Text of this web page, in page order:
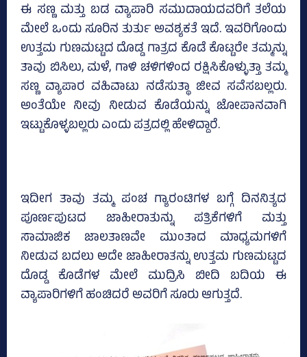
ಈ ಸಣ್ಣ ಮತ್ತು ಬಡ ವ್ಯಾಪಾರಿ ಸಮುದಾಯದವರಿಗೆ ತಲೆಯ
ಮೇಲೆ ಒಂದು ಸೂರಿನ ತುರ್ತು ಅವಶ್ಯಕತೆ ಇದೆ. ಇವರಿಗೊಂದು
ಉತ್ತಮ ಗುಣಮಟ್ಟದ ದೊಡ್ಡ ಗಾತ್ರದ ಕೊಡೆ ಕೊಟ್ಟರೇ ತಮ್ಮನ್ನು
ತಾವು ಬಿಸಿಲು, ಮಳೆ, ಗಾಳಿ ಚಳಿಗಳಿಂದ ರಕ್ಷಿಸಿಕೊಳ್ಳುತ್ತಾ ತಮ್ಮ
ಸಣ್ಣ ವ್ಯಾಪಾರ ವಹಿವಾಟು ನಡೆಸುತ್ಥಾ ಜೀವ ಸವೆಸಬಲ್ಲರು.
ಅಂತೆಯೇ ನೀವು ನೀಡುವ ಕೊಡೆಯನ್ನು ಜೋಪಾನವಾಗಿ
ಇಟ್ಟುಕೊಳ್ಳಬಲ್ಲರು ಎಂದು ಪತ್ರದಲ್ಲಿ ಹೇಳಿದ್ದಾರೆ.
ಇದೀಗ ತಾವು ತಮ್ಮ ಪಂಚ ಗ್ಯಾರಂಟಿಗಳ ಬಗ್ಗೆ ದಿನನಿತ್ಯದ
ಪೂರ್ಣಪುಟದ ಜಾಹೀರಾತುನ್ನು ಪತ್ರಿಕೆಗಳಿಗೆ ಮತ್ತು
ಸಾಮಾಜಿಕ ಜಾಲತಾಣವೇ ಮುಂತಾದ ಮಾಧ್ಯಮಗಳಿಗೆ
ನೀಡುವ ಬದಲು ಅದೇ ಜಾಹೀರಾತನ್ನು ಉತ್ತಮ ಗುಣಮಟ್ಟದ
ದೊಡ್ಡ ಕೊಡೆಗಳ ಮೇಲೆ ಮುದ್ರಿಸಿ ಬೀದಿ ಬದಿಯ ಈ
ವ್ಯಾಪಾರಿಗಳಿಗೆ ಹಂಚಿದರೆ ಅವರಿಗೆ ಸೂರು ಆಗುತ್ತದೆ.